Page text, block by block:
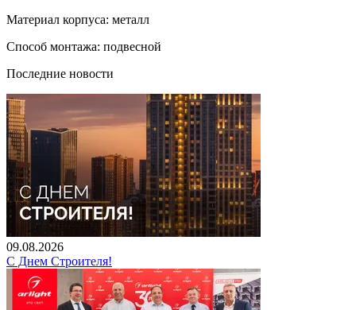
Материал корпуса: металл
Способ монтажа: подвесной
Последние новости
09.08.2026
С Днем Строителя!